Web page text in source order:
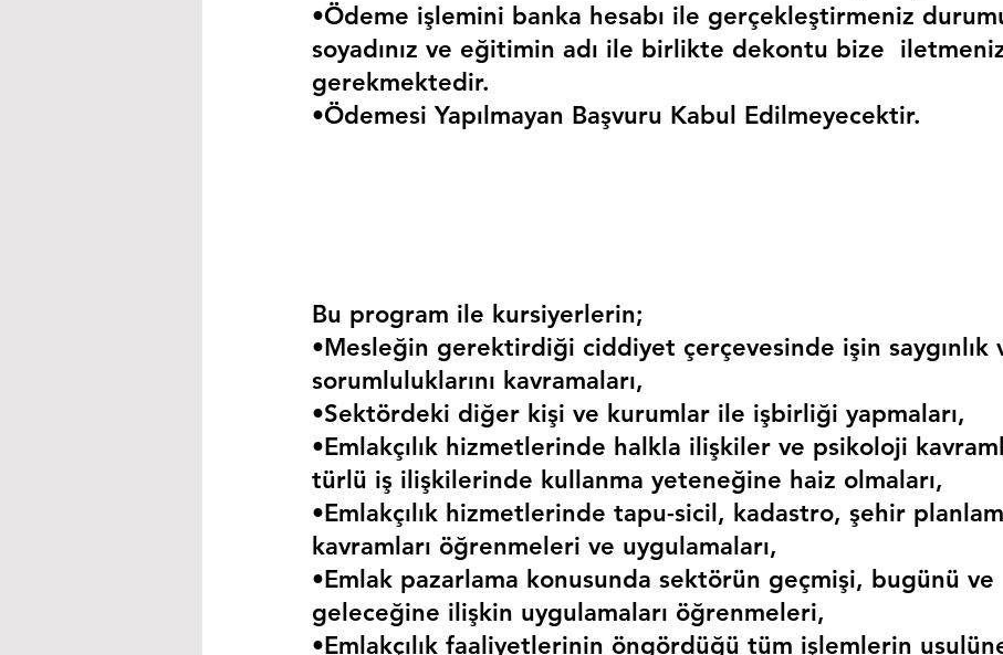
•Ödeme işlemini banka hesabı ile gerçekleştirmeniz
soyadınız ve eğitimin adı ile birlikte dekontu bize
gerekmektedir.
•Ödemesi Yapılmayan Başvuru Kabul Edilmeyecektir.
Bu program ile kursiyerlerin;
•Mesleğin gerektirdiği ciddiyet çerçevesinde işin saygınlık
sorumluluklarını kavramaları,
•Sektördeki diğer kişi ve kurumlar ile işbirliği yapmaları,
•Emlakçılık hizmetlerinde halkla ilişkiler ve psikoloji
türlü iş ilişkilerinde kullanma yeteneğine haiz olmaları,
•Emlakçılık hizmetlerinde tapu-sicil, kadastro, şehir
kavramları öğrenmeleri ve uygulamaları,
•Emlak pazarlama konusunda sektörün geçmişi, bugünü ve
geleceğine ilişkin uygulamaları öğrenmeleri,
•Emlakçılık faaliyetlerinin öngördüğü tüm işlemlerin